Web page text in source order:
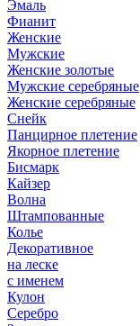
Эмаль
Фианит
Женские
Мужские
Женские золотые
Мужские серебряные
Женские серебряные
Снейк
Панцирное плетение
Якорное плетение
Бисмарк
Кайзер
Волна
Штампованные
Колье
Декоративное
на леске
с именем
Кулон
Серебро